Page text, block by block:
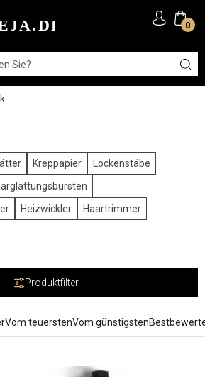
0
Kreppapier
Lockenstäbe
Heizwickler
Haartrimmer
Produktfilter
Vom teuerstenVom günstigsten